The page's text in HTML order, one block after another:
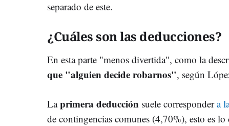
separado de este.
¿Cuáles son las deducciones?
En esta parte "menos divertida", como la
que "alguien decide robarnos", según
Laprimera deducción suele correspondera
de contingencias comunes (4,70%), esto es